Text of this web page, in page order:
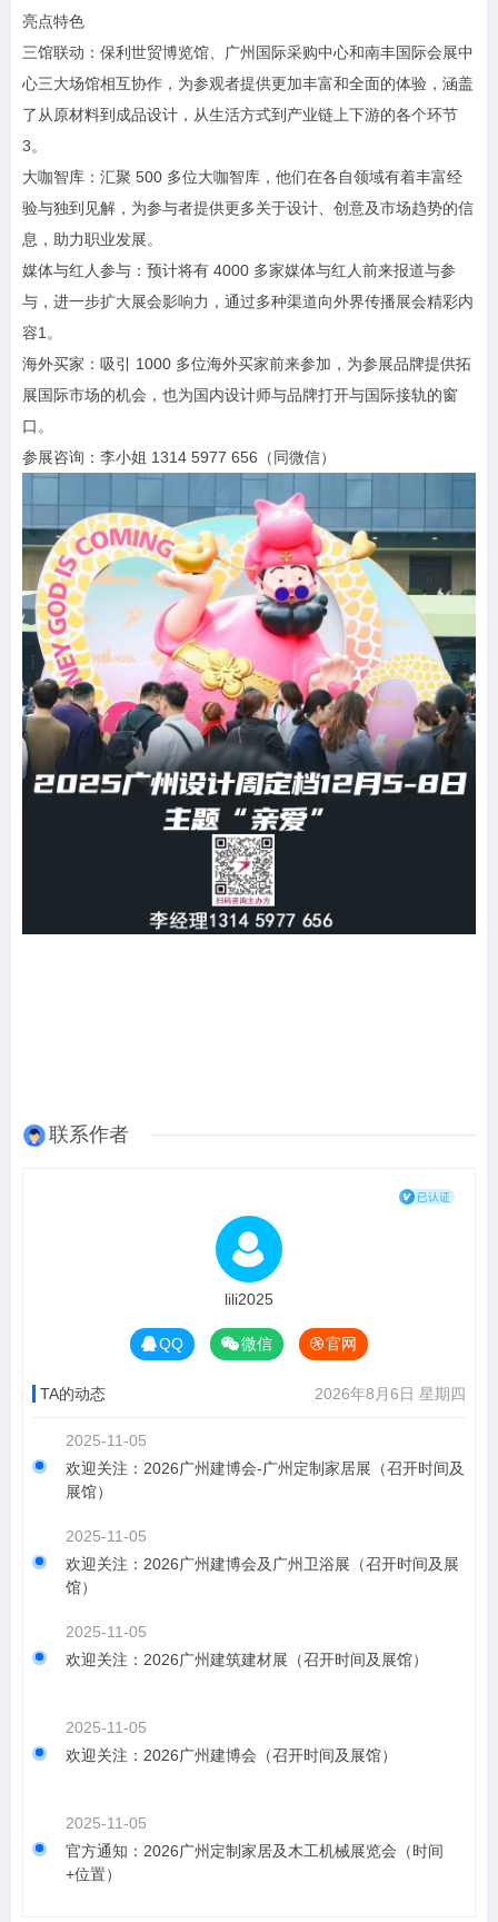
亮点特色
三馆联动：保利世贸博览馆、广州国际采购中心和南丰国际会展中
心三大场馆相互协作，为参观者提供更加丰富和全面的体验，涵盖
了从原材料到成品设计，从生活方式到产业链上下游的各个环节
3。
大咖智库：汇聚 500 多位大咖智库，他们在各自领域有着丰富经
验与独到见解，为参与者提供更多关于设计、创意及市场趋势的信
息，助力职业发展。
媒体与红人参与：预计将有 4000 多家媒体与红人前来报道与参
与，进一步扩大展会影响力，通过多种渠道向外界传播展会精彩内
容1。
海外买家：吸引 1000 多位海外买家前来参加，为参展品牌提供拓
展国际市场的机会，也为国内设计师与品牌打开与国际接轨的窗
口。
参展咨询：李小姐 1314 5977 656（同微信）
联系作者
lili2025
QQ 微信 官网
TA的动态 2026年8月6日 星期四
2025-11-05
欢迎关注：2026广州建博会-广州定制家居展（召开时间及
展馆）
2025-11-05
欢迎关注：2026广州建博会及广州卫浴展（召开时间及展
馆）
2025-11-05
欢迎关注：2026广州建筑建材展（召开时间及展馆）
2025-11-05
欢迎关注：2026广州建博会（召开时间及展馆）
2025-11-05
官方通知：2026广州定制家居及木工机械展览会（时间
+位置）